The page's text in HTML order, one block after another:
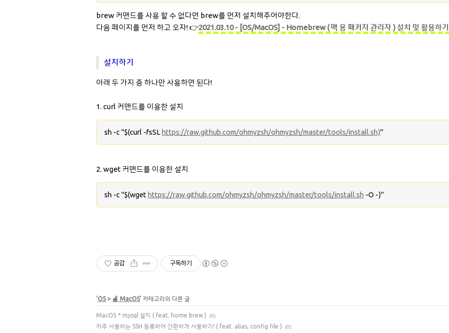
brew 커맨드를 사용 할 수 없다면 brew를 먼저 설치해주어야한다.
다음 페이지를 먼저 하고 오자! 👉2021.03.10 - [OS/MacOS] - Homebrew ( 맥 용 패키지 관리자 ) 설치 및 활용하
설치하기
아래 두 가지 중 하나만 사용하면 된다!
1. curl 커맨드를 이용한 설치
sh -c "$(curl -fsSLhttps://raw.github.com/ohmyzsh/ohmyzsh/master/tools/install.sh)"
2. wget 커맨드를 이용한 설치
sh -c "$(wget https://raw.github.com/ohmyzsh/ohmyzsh/master/tools/install.sh -O -)"
공감 구독하기
'OS> 🍎 MacOS' 카테고리의 다른 글
MacOS * mysql 설치 ( feat. home brew ) (0)
자주 사용하는 SSH 등록하여 간편하게 사용하기! ( feat. alias, config file ) (0)